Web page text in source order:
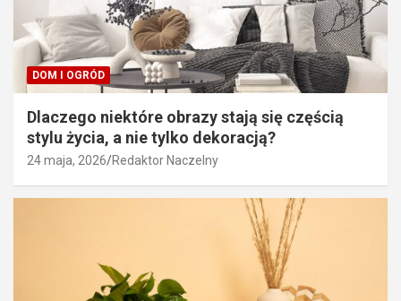
DOM I OGRÓD
Dlaczego niektóre obrazy stają się częścią
stylu życia, a nie tylko dekoracją?
24 maja, 2026 Redaktor Naczelny